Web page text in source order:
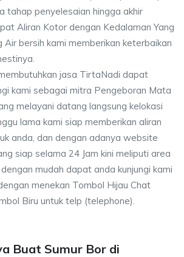
tahap penyelesaian hingga akhir
Aliran Kotor dengan Kedalaman Yang
Air bersih kami memberikan keterbaikan
jasa TirtaNadi dapat
kami sebagai mitra Pengeboran Mata
melayani datang langsung kelokasi
lama kami siap memberikan aliran
anda, dan dengan adanya website
siap selama 24 Jam kini meliputi area
mudah dapat anda kunjungi kami
menekan Tombol Hijau Chat
Biru untuk telp (telephone).
Buat Sumur Bor di